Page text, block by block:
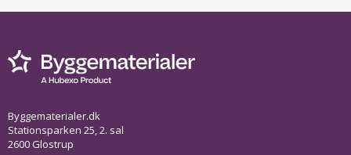
Byggematerialer.dk
Stationsparken 25, 2. sal
2600 Glostrup